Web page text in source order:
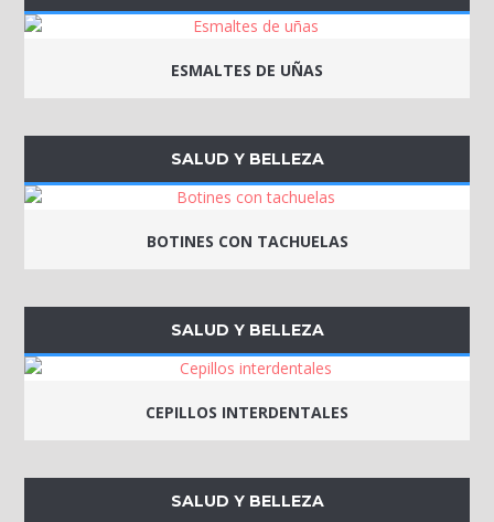
ESMALTES DE UÑAS
SALUD Y BELLEZA
BOTINES CON TACHUELAS
SALUD Y BELLEZA
CEPILLOS INTERDENTALES
SALUD Y BELLEZA